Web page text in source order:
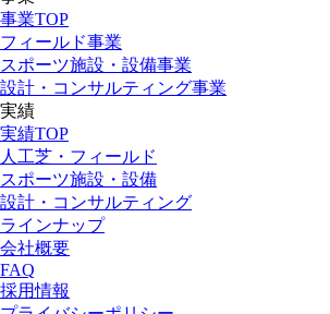
事業TOP
フィールド事業
スポーツ施設・設備事業
設計・コンサルティング事業
実績
実績TOP
人工芝・フィールド
スポーツ施設・設備
設計・コンサルティング
ラインナップ
会社概要
FAQ
採用情報